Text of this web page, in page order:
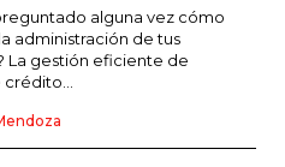
CAMBIO
alguna vez cómo
administración de tus
La gestión eficiente de